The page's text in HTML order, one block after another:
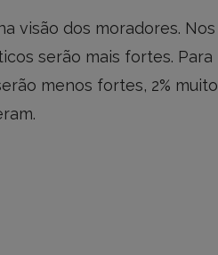
visão dos moradores. Nos
serão mais fortes. Para
menos fortes, 2% muito